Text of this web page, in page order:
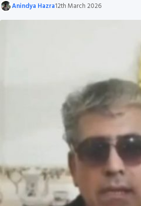
Anindya Hazra12th March 2026